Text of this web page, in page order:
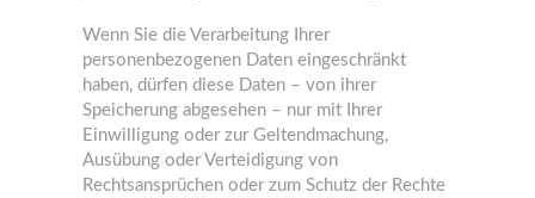
Wenn Sie die Verarbeitung Ihrer
personenbezogenen Daten eingeschränkt
haben, dürfen diese Daten – von ihrer
Speicherung abgesehen – nur mit Ihrer
Einwilligung oder zur Geltendmachung,
Ausübung oder Verteidigung von
Rechtsansprüchen oder zum Schutz der Rechte